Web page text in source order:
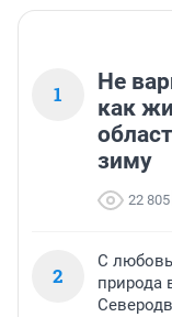
1
Не
как
зиму
22 805
2
С
природа